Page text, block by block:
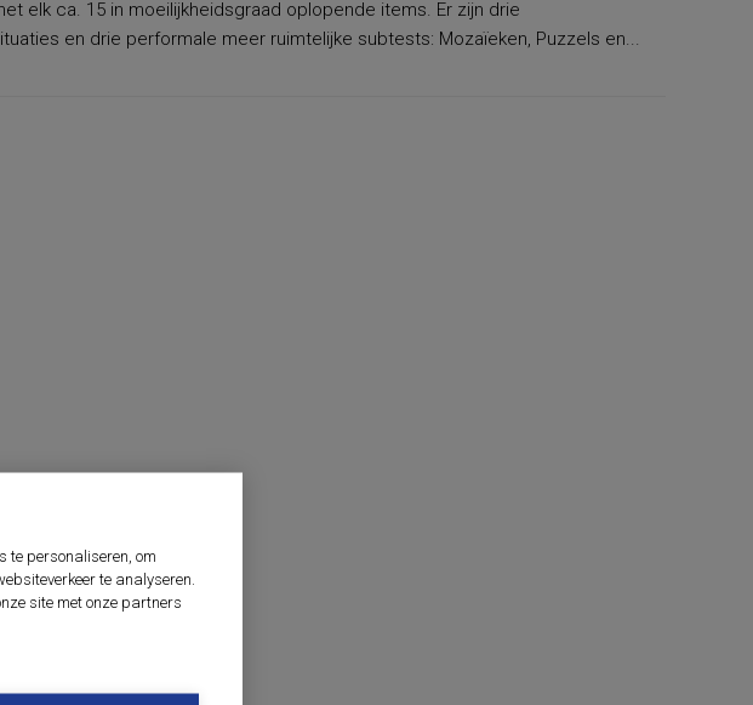
te personaliseren, om
te analyseren.
site met onze partners
elk ca. 15 in moeilijkheidsgraad oplopende items. Er zijn drie
en drie performale meer ruimtelijke subtests: Mozaïeken, Puzzels en...